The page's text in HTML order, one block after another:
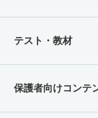
テスト・教材
保護者向けコンテ